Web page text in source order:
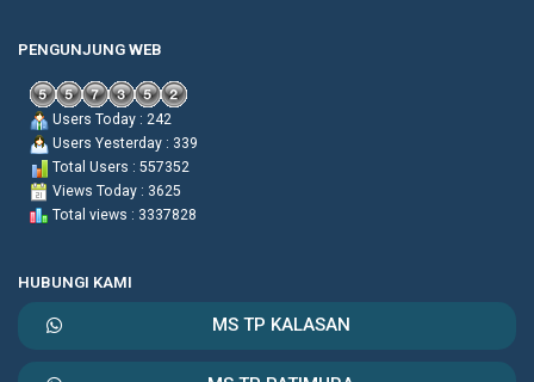
PENGUNJUNG WEB
Users Today : 242
Users Yesterday : 339
Total Users : 557352
Views Today : 3625
Total views : 3337828
HUBUNGI KAMI
MS TP KALASAN